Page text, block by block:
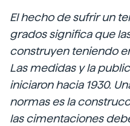
El hecho de sufrir un
grados significa que
construyen teniendo
Las medidas y la
iniciaron hacia 1930.
normas es la
las cimentaciones